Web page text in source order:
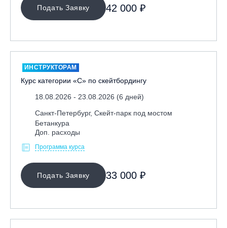
Подать Заявку 42 000 ₽
ИНСТРУКТОРАМ
Курс категории «С» по скейтбордингу
18.08.2026 - 23.08.2026 (6 дней)
Санкт-Петербург, Скейт-парк под мостом
Бетанкура
Доп. расходы
Программа курса
Подать Заявку 33 000 ₽